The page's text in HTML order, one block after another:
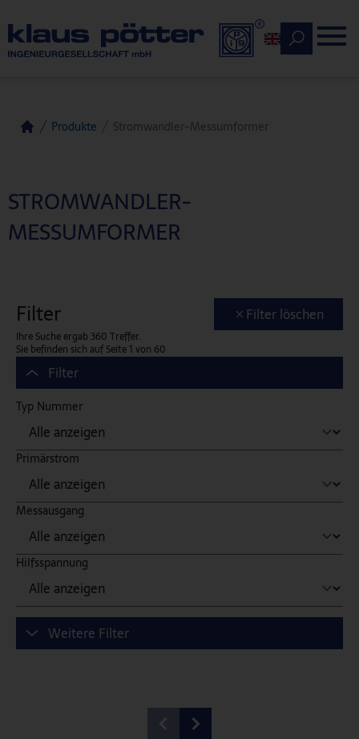
English
Produkte Stromwandler-Messumformer
STROMWANDLER-
MESSUMFORMER
Filter Filter löschen
Ihre Suche ergab 360 Treffer.
Sie befinden sich auf Seite 1 von 60
Filter
Typ Nummer
Primärstrom
Messausgang
Hilfsspannung
Weitere Filter